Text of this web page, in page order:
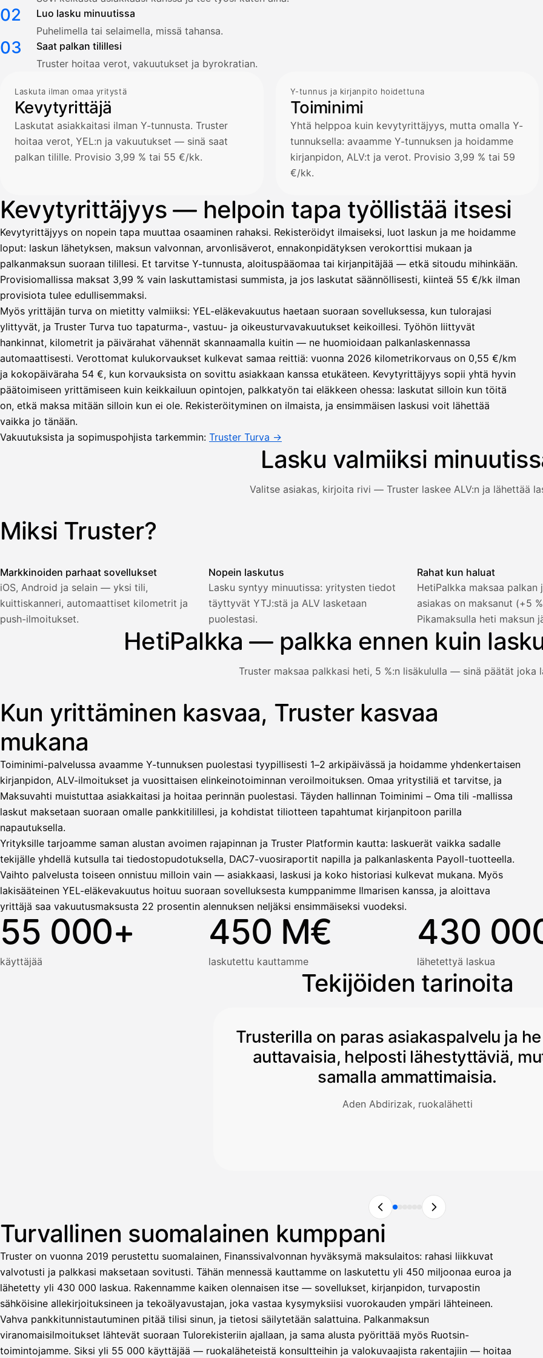
02
Luo lasku minuutissa
Puhelimella tai selaimella, missä tahansa.
03
Saat palkan tilillesi
Truster hoitaa verot, vakuutukset ja byrokratian.
Laskuta ilman omaa yritystä
Kevytyrittäjä
Laskutat asiakkaitasi ilman Y-tunnusta. Truster
hoitaa verot, YEL:n ja vakuutukset — sinä saat
palkan tilille. Provisio 3,99 % tai 55 €/kk.
Y-tunnus ja kirjanpito hoidettuna
Toiminimi
Yhtä helppoa kuin kevytyrittäjyys, mutta omalla Y-
tunnuksella: avaamme Y-tunnuksen ja hoidamme
kirjanpidon, ALV:t ja verot. Provisio 3,99 % tai 59
€/kk.
Kevytyrittäjyys — helpoin tapa työllistää itsesi
Kevytyrittäjyys on nopein tapa muuttaa osaaminen rahaksi. Rekisteröidyt ilmaiseksi, luot laskun ja me hoidamme
loput: laskun lähetyksen, maksun valvonnan, arvonlisäverot, ennakonpidätyksen verokorttisi mukaan ja
palkanmaksun suoraan tilillesi. Et tarvitse Y-tunnusta, aloituspääomaa tai kirjanpitäjää — etkä sitoudu mihinkään.
Provisiomallissa maksat 3,99 % vain laskuttamistasi summista, ja jos laskutat säännöllisesti, kiinteä 55 €/kk ilman
provisiota tulee edullisemmaksi.
Myös yrittäjän turva on mietitty valmiiksi: YEL-eläkevakuutus haetaan suoraan sovelluksessa, kun tulorajasi
ylittyvät, ja Truster Turva tuo tapaturma-, vastuu- ja oikeusturvavakuutukset keikoillesi. Työhön liittyvät
hankinnat, kilometrit ja päivärahat vähennät skannaamalla kuitin — ne huomioidaan palkanlaskennassa
automaattisesti. Verottomat kulukorvaukset kulkevat samaa reittiä: vuonna 2026 kilometrikorvaus on 0,55 €/km
ja kokopäiväraha 54 €, kun korvauksista on sovittu asiakkaan kanssa etukäteen. Kevytyrittäjyys sopii yhtä hyvin
päätoimiseen yrittämiseen kuin keikkailuun opintojen, palkkatyön tai eläkkeen ohessa: laskutat silloin kun töitä
on, etkä maksa mitään silloin kun ei ole. Rekisteröityminen on ilmaista, ja ensimmäisen laskusi voit lähettää
vaikka jo tänään.
Vakuutuksista ja sopimuspohjista tarkemmin: Truster Turva →
Lasku valmiiksi
Valitse asiakas, kirjoita rivi — Truster laskee ALV:n ja lähettää
Kuvitus: käyttäjä luo laskun Truster-sovelluksessa — asiakas ja rivi täyttyvät, arvonlisävero lasketaan automaattisesti
Asiakas
Acme
Oy
heinäkuu
Lähetä
Miksi Truster?
Markkinoiden parhaat sovellukset
iOS, Android ja selain — yksi tili,
kuittiskanneri, automaattiset kilometrit ja
push-ilmoitukset.
Nopein laskutus
Lasku syntyy minuutissa: yritysten tiedot
täyttyvät YTJ:stä ja ALV lasketaan
puolestasi.
Rahat kun haluat
HetiPalkka maksaa palkan
asiakas on maksanut (+5
Pikamaksulla heti maksun
HetiPalkka — palkka ennen kuin
Truster maksaa palkkasi heti, 5 %:n lisäkululla — sinä päätät joka
Kuvitus: käyttäjä nostaa palkan laskusta, jota asiakas ei ole vielä maksanut — HetiPalkka-valinnalla Truster maksaa
Palkka
Lasku · Acme Oy 2 321,75 €
Nosta palkkaa
Ennakonpidätys −412,00 €
Ennen laskun maksua
Tavallinen nosto
Kun lasku on maksettu
Vahvista
Palkka maksussa
Kun yrittäminen kasvaa, Truster kasvaa
mukana
Toiminimi-palvelussa avaamme Y-tunnuksen puolestasi tyypillisesti 1–2 arkipäivässä ja hoidamme yhdenkertaisen
kirjanpidon, ALV-ilmoitukset ja vuosittaisen elinkeinotoiminnan veroilmoituksen. Omaa yritystiliä et tarvitse, ja
Maksuvahti muistuttaa asiakkaitasi ja hoitaa perinnän puolestasi. Täyden hallinnan Toiminimi – Oma tili -mallissa
laskut maksetaan suoraan omalle pankkitilillesi, ja kohdistat tiliotteen tapahtumat kirjanpitoon parilla
napautuksella.
Yrityksille tarjoamme saman alustan avoimen rajapinnan ja Truster Platformin kautta: laskuerät vaikka sadalle
tekijälle yhdellä kutsulla tai tiedostopudotuksella, DAC7-vuosiraportit napilla ja palkanlaskenta Payoll-tuotteella.
Vaihto palvelusta toiseen onnistuu milloin vain — asiakkaasi, laskusi ja koko historiasi kulkevat mukana. Myös
lakisääteinen YEL-eläkevakuutus hoituu suoraan sovelluksesta kumppanimme Ilmarisen kanssa, ja aloittava
yrittäjä saa vakuutusmaksusta 22 prosentin alennuksen neljäksi ensimmäiseksi vuodeksi.
55 000+
käyttäjää
450 M€
laskutettu kauttamme
430
lähetettyä laskua
Tekijöiden tarinoita
Trusterilla on paras asiakaspalvelu ja
auttavaisia, helposti lähestyttäviä,
samalla ammattimaisia.
Aden Abdirizak, ruokalähetti
Turvallinen suomalainen kumppani
Truster on vuonna 2019 perustettu suomalainen, Finanssivalvonnan hyväksymä maksulaitos: rahasi liikkuvat
valvotusti ja palkkasi maksetaan sovitusti. Tähän mennessä kauttamme on laskutettu yli 450 miljoonaa euroa ja
lähetetty yli 430 000 laskua. Rakennamme kaiken olennaisen itse — sovellukset, kirjanpidon, turvapostin
sähköisine allekirjoituksineen ja tekoälyavustajan, joka vastaa kysymyksiisi vuorokauden ympäri lähteineen.
Vahva pankkitunnistautuminen pitää tilisi sinun, ja tietosi säilytetään salattuina. Palkanmaksun
viranomaisilmoitukset lähtevät suoraan Tulorekisteriin ajallaan, ja sama alusta pyörittää myös Ruotsin-
toimintojamme. Siksi yli 55 000 käyttäjää — ruokaläheteistä konsultteihin ja valokuvaajista rakentajiin — hoitaa
Avustaja
Hei! Miten voin auttaa?